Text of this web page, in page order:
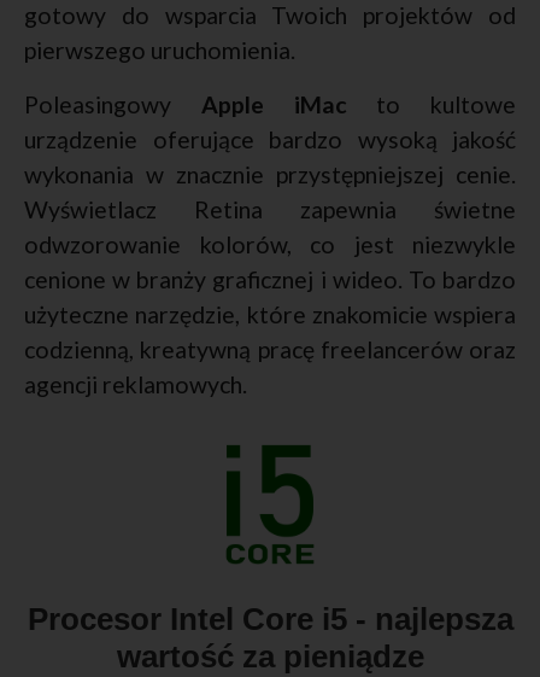
gotowy do wsparcia Twoich projektów od
pierwszego uruchomienia.
Poleasingowy Apple iMac to kultowe
urządzenie oferujące bardzo wysoką jakość
wykonania w znacznie przystępniejszej cenie.
Wyświetlacz Retina zapewnia świetne
odwzorowanie kolorów, co jest niezwykle
cenione w branży graficznej i wideo. To bardzo
użyteczne narzędzie, które znakomicie wspiera
codzienną, kreatywną pracę freelancerów oraz
agencji reklamowych.
Procesor Intel Core i5 - najlepsza
wartość za pieniądze